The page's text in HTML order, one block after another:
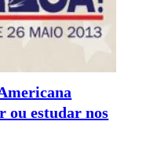
ou estudar nos